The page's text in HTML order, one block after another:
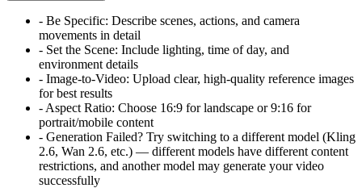
- Be Specific: Describe scenes, actions, and camera
movements in detail
- Set the Scene: Include lighting, time of day, and
environment details
- Image-to-Video: Upload clear, high-quality reference images
for best results
- Aspect Ratio: Choose 16:9 for landscape or 9:16 for
portrait/mobile content
- Generation Failed? Try switching to a different model (Kling
2.6, Wan 2.6, etc.) — different models have different content
restrictions, and another model may generate your video
successfully